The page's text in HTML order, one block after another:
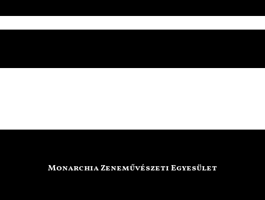
Monarchia Zeneművészeti Egyesület